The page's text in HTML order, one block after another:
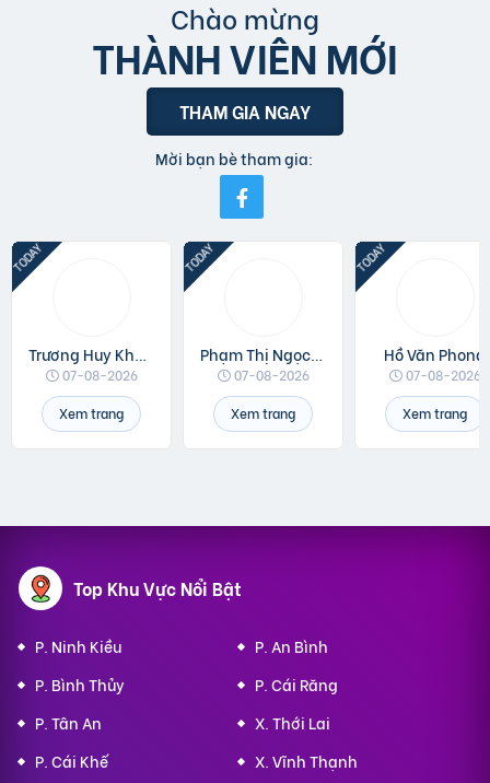
Chào mừng
THÀNH VIÊN MỚI
THAM GIA NGAY
Mời bạn bè tham gia:
Trương Huy Khánh
07-08-2026
Xem trang
Phạm Thị Ngọc Linh
07-08-2026
Xem trang
Hồ Văn Phong
07-08-2026
Xem trang
Top Khu Vực Nổi Bật
P. Ninh Kiều
P. An Bình
P. Bình Thủy
P. Cái Răng
P. Tân An
X. Thới Lai
P. Cái Khế
X. Vĩnh Thạnh